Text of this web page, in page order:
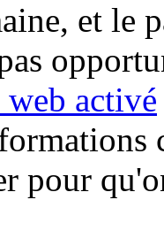
et le
web activé
pour